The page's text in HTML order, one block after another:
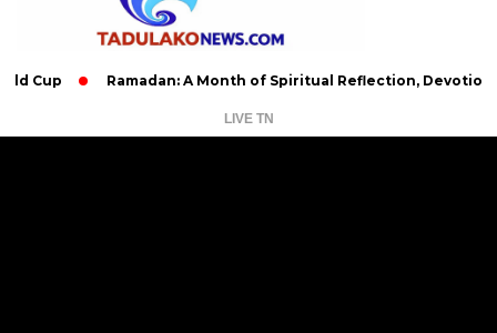
Ramadan: A Month of Spiritual Reflection, Devotion, and
LIVE TN